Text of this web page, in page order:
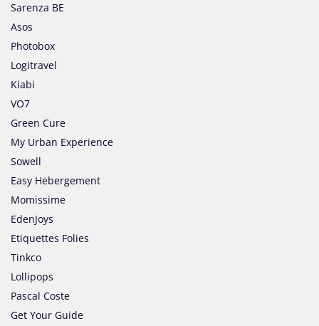
Sarenza BE
Asos
Photobox
Logitravel
Kiabi
VO7
Green Cure
My Urban Experience
Sowell
Easy Hebergement
Momissime
EdenJoys
Etiquettes Folies
Tinkco
Lollipops
Pascal Coste
Get Your Guide